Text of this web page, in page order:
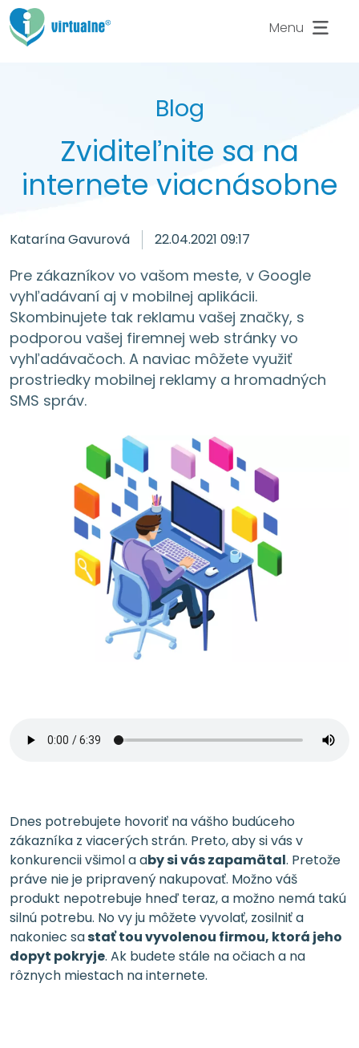
Menu
Blog
Zviditeľnite sa na
internete viacnásobne
Katarína Gavurová 22.04.2021 09:17
Pre zákazníkov vo vašom meste, v Google
vyhľadávaní aj v mobilnej aplikácii.
Skombinujete tak reklamu vašej značky, s
podporou vašej firemnej web stránky vo
vyhľadávačoch. A naviac môžete využiť
prostriedky mobilnej reklamy a hromadných
SMS správ.
Dnes potrebujete hovoriť na vášho budúceho
zákazníka z viacerých strán. Preto, aby si vás v
konkurencii všimol a aby si vás zapamätal. Pretože
práve nie je pripravený nakupovať. Možno váš
produkt nepotrebuje hneď teraz, a možno nemá takú
silnú potrebu. No vy ju môžete vyvolať, zosilniť a
nakoniec sastať tou vyvolenou firmou, ktorá jeho
dopyt pokryje. Ak budete stále na očiach a na
rôznych miestach na internete.